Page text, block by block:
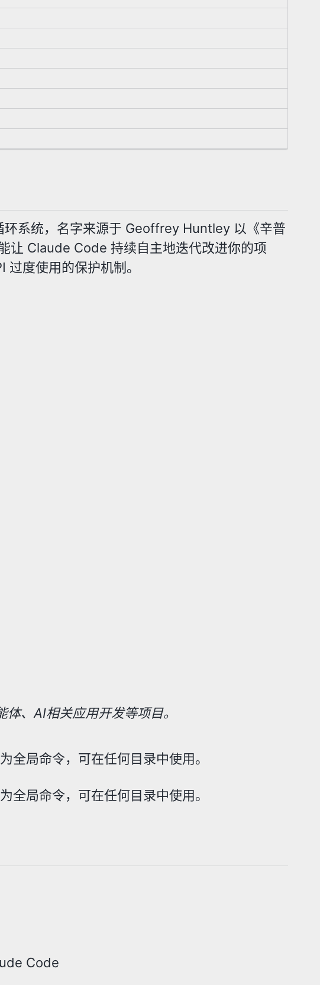
环系统，名字来源于 Geoffrey Huntley 以《辛普
让 Claude Code 持续自主地迭代改进你的项
度使用的保护机制。
、AI相关应用开发等项目。
全局命令，可在任何目录中使用。
全局命令，可在任何目录中使用。
Code